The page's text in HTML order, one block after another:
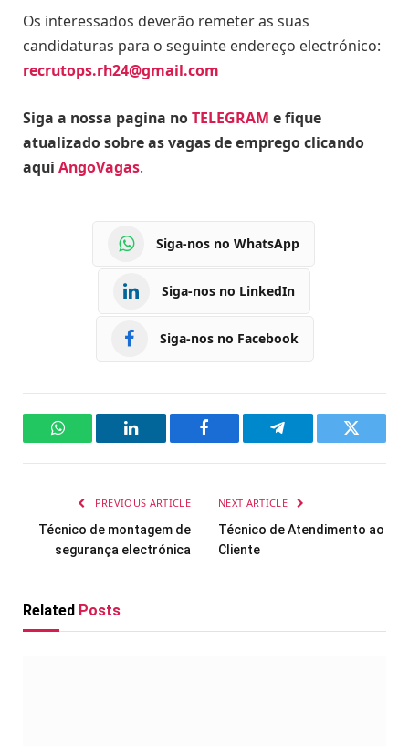
Os interessados deverão remeter as suas
candidaturas para o seguinte endereço electrónico:
recrutops.rh24@gmail.com
Siga a nossa pagina noTELEGRAM e fique
atualizado sobre as vagas de emprego clicando
aqui AngoVagas.
Siga-nos no WhatsApp
Siga-nos no LinkedIn
Siga-nos no Facebook
WhatsAppLinkedIn Facebook Telegram Twitter
PREVIOUS ARTICLE
Técnico de montagem de
segurança electrónica
NEXT ARTICLE
Técnico de Atendimento ao
Cliente
Related Posts